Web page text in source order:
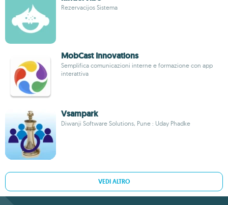
Rezervacijos Sistema
MobCast Innovations
Semplifica comunicazioni interne e formazione con app
interattiva
Vsampark
Diwanji Software Solutions, Pune : Uday Phadke
VEDI ALTRO